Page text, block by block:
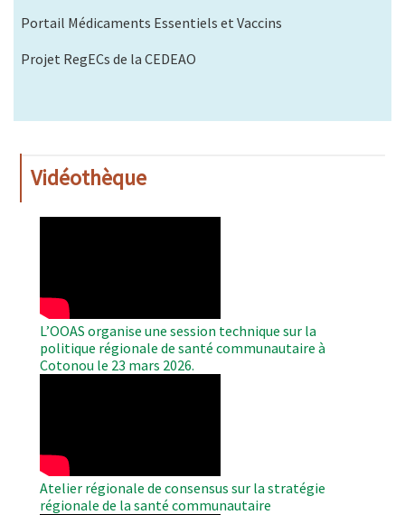
Portail Médicaments Essentiels et Vaccins
Projet RegECs de la CEDEAO
Vidéothèque
L’OOAS organise une session technique sur la
politique régionale de santé communautaire à
Cotonou le 23 mars 2026.
Atelier régionale de consensus sur la stratégie
régionale de la santé communautaire